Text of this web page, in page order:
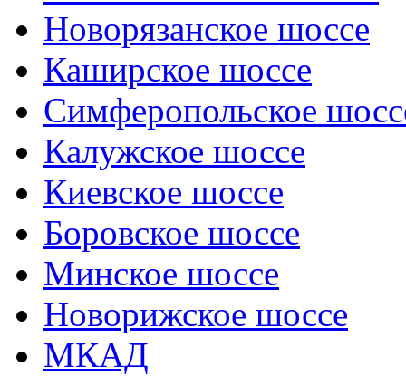
Новорязанское шоссе
Каширское шоссе
Симферопольское
Калужское шоссе
Киевское шоссе
Боровское шоссе
Минское шоссе
Новорижское шоссе
МКАД